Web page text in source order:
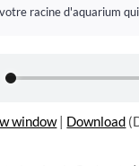
racine d'aquarium
window| Download